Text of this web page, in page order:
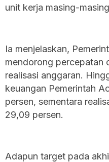
unit kerja masing-
‎Ia menjelaskan,
mendorong percepatan
realisasi anggaran.
keuangan Pemerintah
persen, sementara
29,09 persen.
‎Adapun target pada